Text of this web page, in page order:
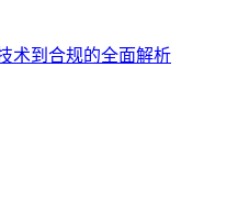
术到合规的全面解析